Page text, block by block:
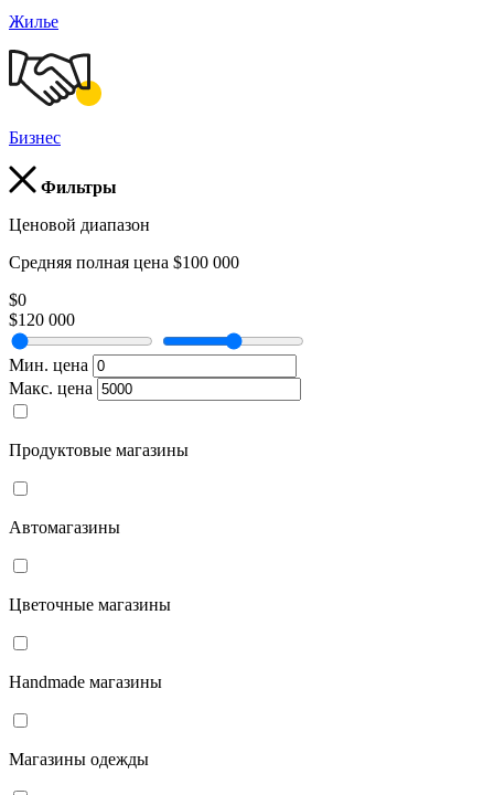
Жилье
Бизнес
Фильтры
Ценовой диапазон
Средняя полная цена $100 000
$0
$120 000
Мин. цена
Макс. цена
Продуктовые магазины
Автомагазины
Цветочные магазины
Handmade магазины
Магазины одежды